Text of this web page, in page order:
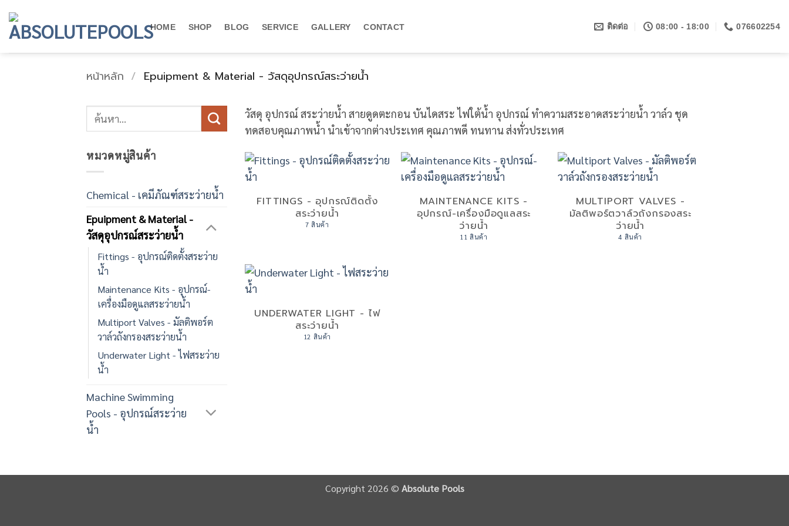
ไป
ยัง
เนื้อหา
HOME SHOP BLOG SERVICE GALLERY CONTACT ติดต่อ 08:00 - 18:00 076602254
หน้าหลัก / Epuipment & Material - วัสดุอุปกรณ์สระว่ายน้ำ
ค้นหา:
หมวดหมู่สินค้า
Chemical - เคมีภัณฑ์สระว่ายน้ำ
Epuipment & Material -
วัสดุอุปกรณ์สระว่ายน้ำ
Fittings - อุปกรณ์ติดตั้งสระว่าย
น้ำ
Maintenance Kits - อุปกรณ์-
เครื่องมือดูแลสระว่ายน้ำ
Multiport Valves - มัลติพอร์ต
วาล์วถังกรองสระว่ายน้ำ
Underwater Light - ไฟสระว่าย
น้ำ
Machine Swimming
Pools - อุปกรณ์สระว่าย
น้ำ
วัสดุ อุปกรณ์ สระว่ายน้ำ สายดูดตะกอน บันไดสระ ไฟใต้น้ำ อุปกรณ์ ทำความสระอาดสระว่ายน้ำ วาล์ว ชุด
ทดสอบคุณภาพน้ำ นำเข้าจากต่างประเทศ คุณภาพดี ทนทาน ส่งทั่วประเทศ
FITTINGS - อุปกรณ์ติดตั้ง
สระว่ายน้ำ
7 สินค้า
MAINTENANCE KITS -
อุปกรณ์-เครื่องมือดูแลสระ
ว่ายน้ำ
11 สินค้า
MULTIPORT VALVES -
มัลติพอร์ตวาล์วถังกรองสระ
ว่ายน้ำ
4 สินค้า
UNDERWATER LIGHT - ไฟ
สระว่ายน้ำ
12 สินค้า
Copyright 2026 © Absolute Pools